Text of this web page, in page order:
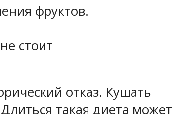
фруктов.
стоит
отказ. Кушать
такая диета может